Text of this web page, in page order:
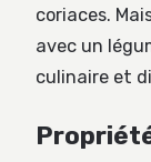
coriaces.
avec un
culinaire et